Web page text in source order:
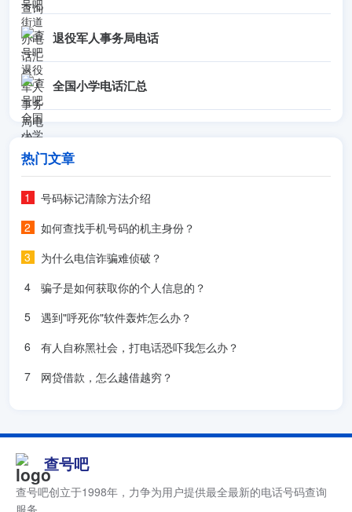
退役军人事务局电话
全国小学电话汇总
热门文章
号码标记清除方法介绍
如何查找手机号码的机主身份？
为什么电信诈骗难侦破？
骗子是如何获取你的个人信息的？
遇到"呼死你"软件轰炸怎么办？
有人自称黑社会，打电话恐吓我怎么办？
网贷借款，怎么越借越穷？
查号吧
查号吧创立于1998年，力争为用户提供最全最新的电话号码查询